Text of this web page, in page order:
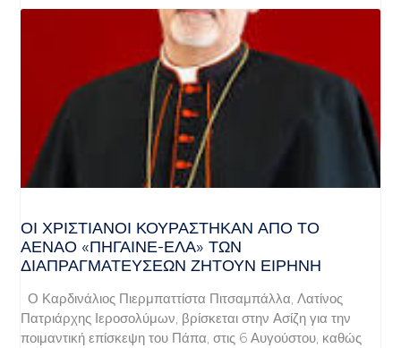
ΟΙ ΧΡΙΣΤΙΑΝΟΊ ΚΟΥΡΆΣΤΗΚΑΝ ΑΠΌ ΤΟ
ΑΈΝΑΟ «ΠΉΓΑΙΝΕ-ΈΛΑ» ΤΩΝ
ΔΙΑΠΡΑΓΜΑΤΕΎΣΕΩΝ ΖΗΤΟΎΝ ΕΙΡΉΝΗ
Ο Καρδινάλιος Πιερμπαττίστα Πιτσαμπάλλα, Λατίνος
Πατριάρχης Ιεροσολύμων, βρίσκεται στην Ασίζη για την
ποιμαντική επίσκεψη του Πάπα, στις 6 Αυγούστου, καθώς